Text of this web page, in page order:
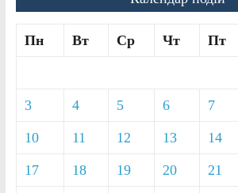
Пн Вт Ср Чт Пт
3 4 5 6 7
10 11 12 13 14
17 18 19 20 21